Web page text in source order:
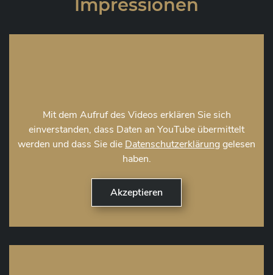
Impressionen
Mit dem Aufruf des Videos erklären Sie sich
einverstanden, dass Daten an YouTube übermittelt
werden und dass Sie die Datenschutzerklärunggelesen
haben.